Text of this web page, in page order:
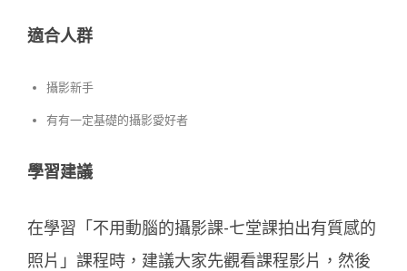
適合人群
攝影新手
有有一定基礎的攝影愛好者
學習建議
在學習「不用動腦的攝影課-七堂課拍出有質感的
照片」課程時，建議大家先觀看課程影片，然後